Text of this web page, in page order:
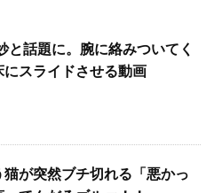
と話題に。腕に絡みついてく
にスライドさせる動画
猫が突然ブチ切れる「悪かっ